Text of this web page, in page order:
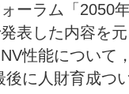
ーラム「2050
表した内容を
性能について
後に人財育成つ